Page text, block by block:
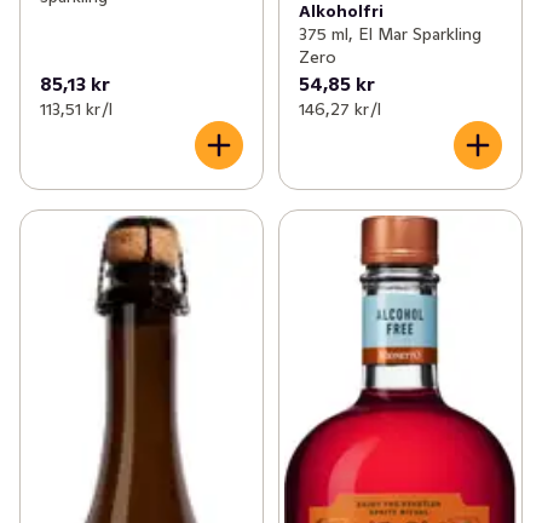
85,13 kr
113,51 kr /l
Alkoholfri
375 ml, El Mar Sparkling
Zero
54,85 kr
146,27 kr /l